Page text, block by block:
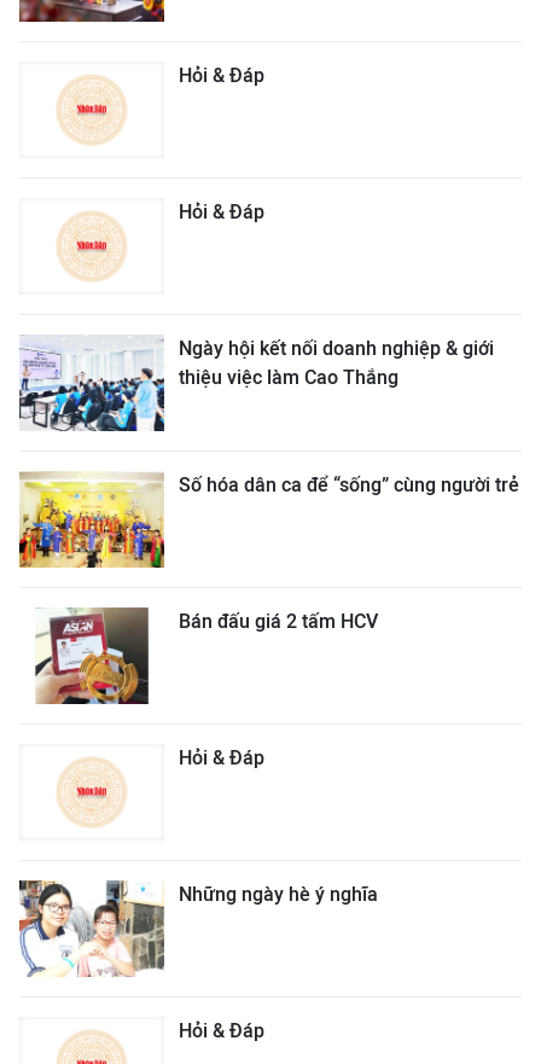
Hỏi & Đáp
Hỏi & Đáp
Ngày hội kết nối doanh nghiệp & giới
thiệu việc làm Cao Thắng
Số hóa dân ca để “sống” cùng người trẻ
Bán đấu giá 2 tấm HCV
Hỏi & Đáp
Những ngày hè ý nghĩa
Hỏi & Đáp